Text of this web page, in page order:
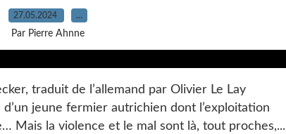
27.05.2024 …
Par Pierre Ahnne
traduit de l’allemand par Olivier Le Lay
d’un jeune fermier autrichien dont l’exploitation
Mais la violence et le mal sont là, tout proches,...